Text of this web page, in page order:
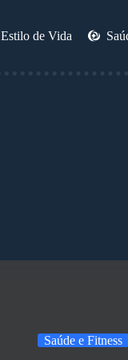
Estilo de Vida
Saúde e Fitness